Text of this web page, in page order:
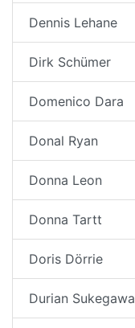
Dennis Lehane
Dirk Schümer
Domenico Dara
Donal Ryan
Donna Leon
Donna Tartt
Doris Dörrie
Durian Sukegawa